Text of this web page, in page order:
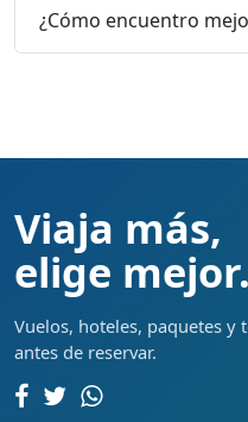
¿Cómo encuentro
Viaja más,
elige mejor.
Vuelos, hoteles, paquetes y
antes de reservar.